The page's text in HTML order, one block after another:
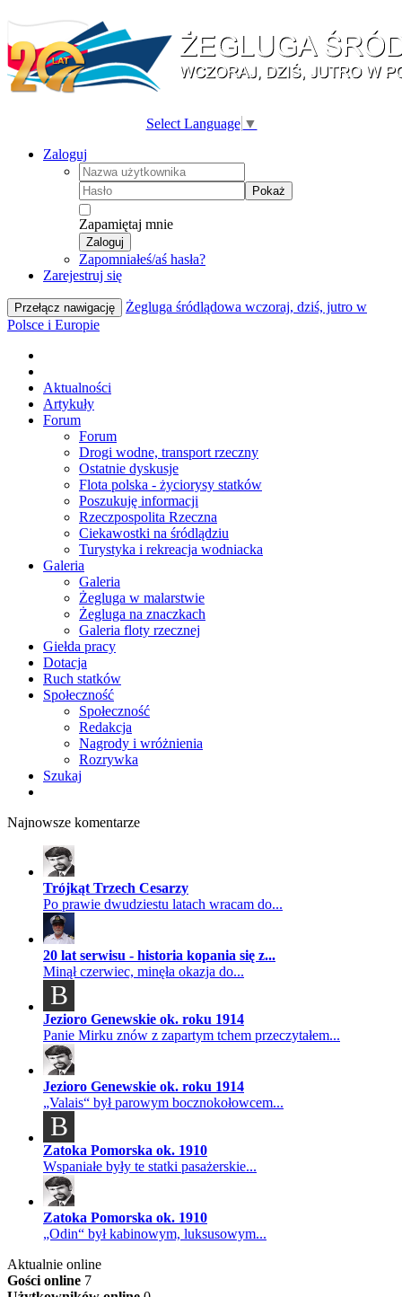
Select Language ▼
Zaloguj
Pokaż
Zapamiętaj mnie
Zaloguj
Zapomniałeś/aś hasła?
Zarejestruj się
Przełącz nawigację
Żegluga śródlądowa wczoraj, dziś, jutro w
Polsce i Europie
Aktualności
Artykuły
Forum
Forum
Drogi wodne, transport rzeczny
Ostatnie dyskusje
Flota polska - życiorysy statków
Poszukuję informacji
Rzeczpospolita Rzeczna
Ciekawostki na śródlądziu
Turystyka i rekreacja wodniacka
Galeria
Galeria
Żegluga w malarstwie
Żegluga na znaczkach
Galeria floty rzecznej
Giełda pracy
Dotacja
Ruch statków
Społeczność
Społeczność
Redakcja
Nagrody i wróżnienia
Rozrywka
Szukaj
Najnowsze komentarze
Trójkąt Trzech Cesarzy
Po prawie dwudziestu latach wracam do...
20 lat serwisu - historia kopania się z...
Minął czerwiec, minęła okazja do...
B
Jezioro Genewskie ok. roku 1914
Panie Mirku znów z zapartym tchem przeczytałem...
Jezioro Genewskie ok. roku 1914
„Valais“ był parowym bocznokołowcem...
B
Zatoka Pomorska ok. 1910
Wspaniałe były te statki pasażerskie...
Zatoka Pomorska ok. 1910
„Odin“ był kabinowym, luksusowym...
Aktualnie online
Gości online 7